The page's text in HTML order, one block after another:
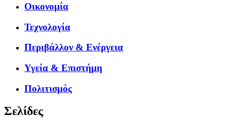
Οικονομία
Τεχνολογία
Περιβάλλον & Ενέργεια
Υγεία & Επιστήμη
Πολιτισμός
Σελίδες